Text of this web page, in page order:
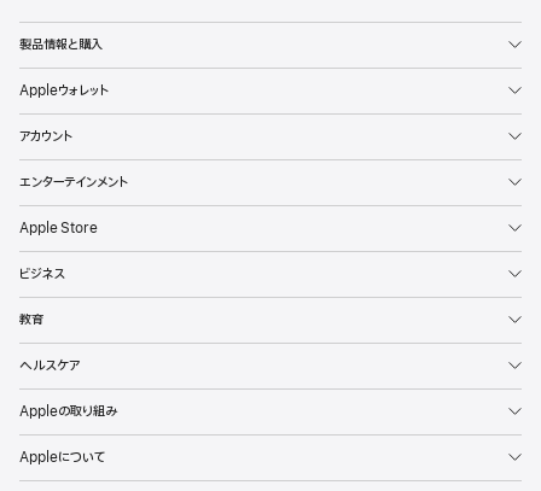
製品情報と購入
Appleウォレット
アカウント
エンターテインメント
Apple Store
ビジネス
教育
ヘルスケア
Appleの取り組み
Appleについて